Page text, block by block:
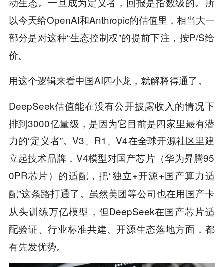
以今天给OpenAI和Anthropic的估值里，相当大一
部分是对这种“生态控制权”的提前下注，按P/S给
价。
用这个逻辑来看中国AI四小龙，就解释得通了。
DeepSeek估值能在没有公开披露收入的情况下
排到3000亿量级，是因为它目前是四家里最有潜
力的“定义者”。V3、R1、V4在全球开源社区里建
立起技术品牌，V4模型对国产芯片（华为昇腾95
0PR芯片）的适配，把“独立+开源+国产算力适
配”这条路打通了。虽然美团等公司也在用国产卡
从头训练万亿模型，但DeepSeek在国产芯片适
配验证、行业标准共建、开源生态落地方面，都
有先发优势。